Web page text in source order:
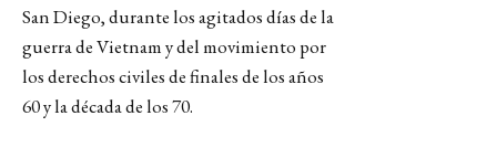
San Diego, durante los agitados días de la
guerra de Vietnam y del movimiento por
los derechos civiles de finales de los años
60 y la década de los 70.